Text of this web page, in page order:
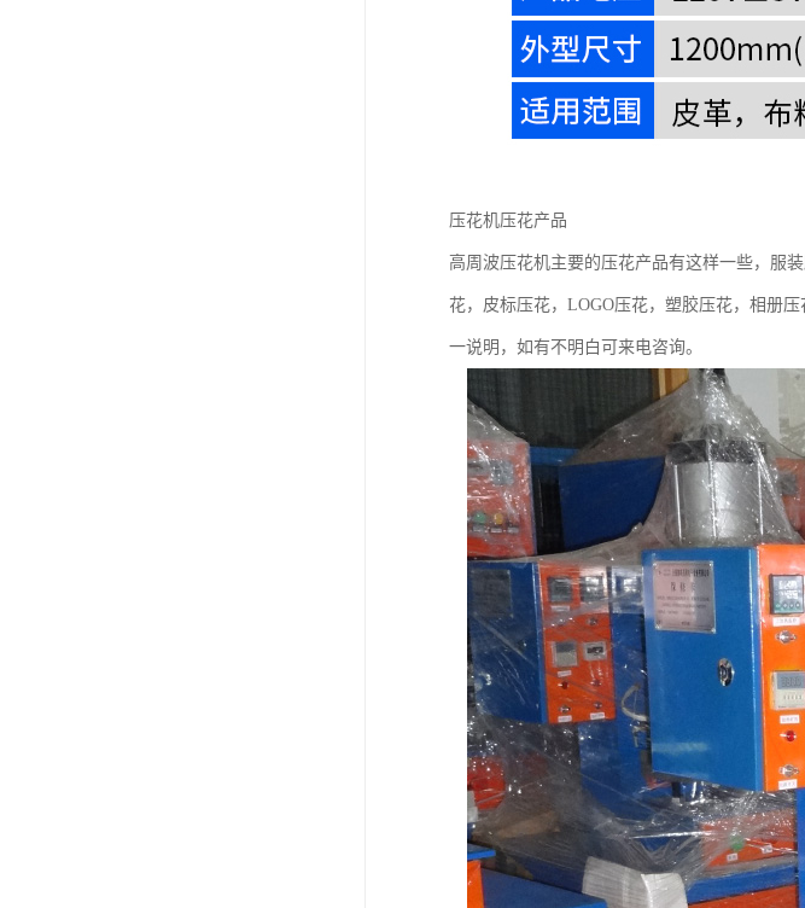
压花机压花产品
高周波压花机主要的压花产品有这样一些，服
花，皮标压花，LOGO压花，塑胶压花，相册
一说明，如有不明白可来电咨询。